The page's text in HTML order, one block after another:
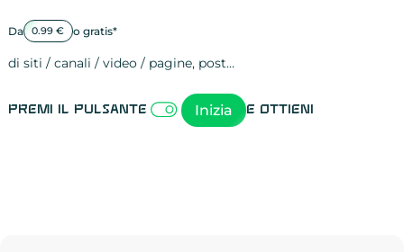
Da 0.99 € o gratis*
di siti / canali / video / pagine, post…
Premi il pulsante Inizia e ottieni